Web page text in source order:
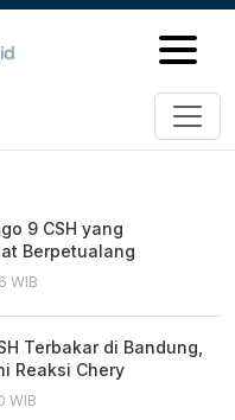
9 CSH yang
Berpetualang
WIB
Terbakar di Bandung,
Reaksi Chery
WIB